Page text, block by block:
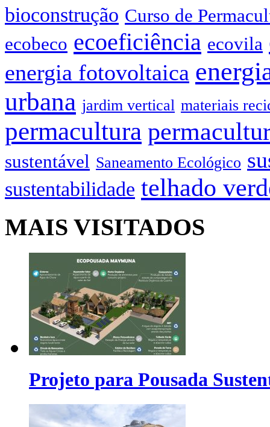
bioconstrução Curso de
ecobeco ecoeficiência ecovila
energia fotovoltaica
urbana jardim vertical materiais
permacultura
sustentável Saneamento Ecológico
sustentabilidade telhado
MAIS VISITADOS
Projeto para Pousada